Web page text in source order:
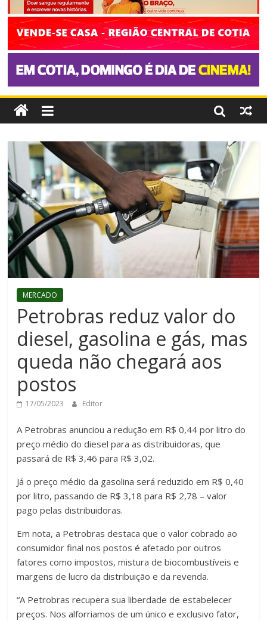
MERCADO
Petrobras reduz valor do
diesel, gasolina e gás, mas
queda não chegará aos
postos
17/05/2023 Editor
A Petrobras anunciou a redução em R$ 0,44 por litro do
preço médio do diesel para as distribuidoras, que
passará de R$ 3,46 para R$ 3,02.
Já o preço médio da gasolina será reduzido em R$ 0,40
por litro, passando de R$ 3,18 para R$ 2,78 – valor
pago pelas distribuidoras.
Em nota, a Petrobras destaca que o valor cobrado ao
consumidor final nos postos é afetado por outros
fatores como impostos, mistura de biocombustíveis e
margens de lucro da distribuição e da revenda.
“A Petrobras recupera sua liberdade de estabelecer
preços. Nos alforriamos de um único e exclusivo fator,